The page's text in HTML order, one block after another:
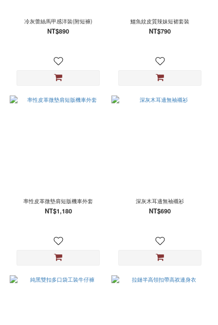
冷灰蕾絲馬甲感洋裝(附短褲)
NT$890
鱷魚紋皮質辣妹短裙套裝
NT$790
率性皮革微墊肩短版機車外套
NT$1,180
深灰木耳邊無袖襯衫
NT$690